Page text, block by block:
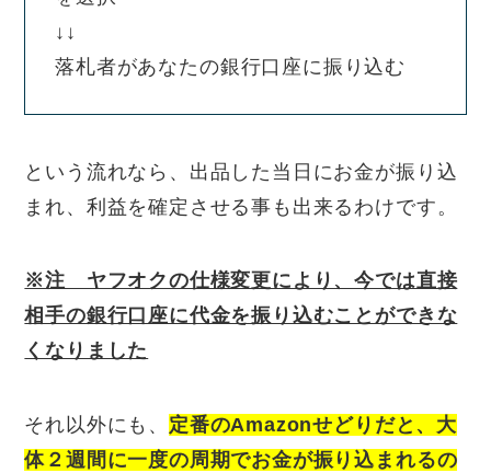
↓↓
落札者があなたの銀行口座に振り込む
という流れなら、出品した当日にお金が振り込
まれ、利益を確定させる事も出来るわけです。
※注 ヤフオクの仕様変更により、今では直接
相手の銀行口座に代金を振り込むことができな
くなりました
それ以外にも、 定番のAmazonせどりだと、大
体２週間に一度の周期でお金が振り込まれるの